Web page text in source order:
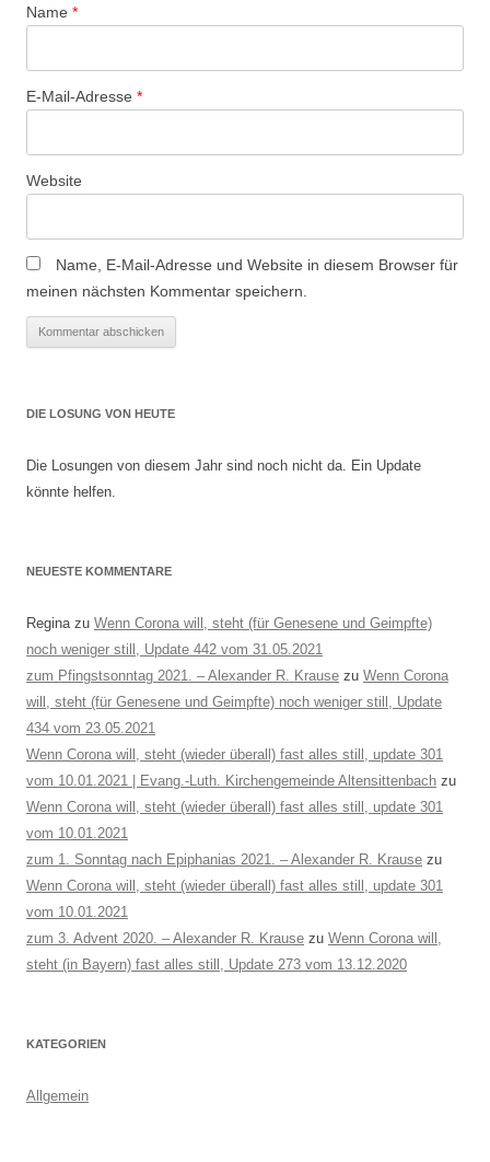
Name *
E-Mail-Adresse *
Website
Name, E-Mail-Adresse und Website in diesem Browser für
meinen nächsten Kommentar speichern.
DIE LOSUNG VON HEUTE
Die Losungen von diesem Jahr sind noch nicht da. Ein Update
könnte helfen.
NEUESTE KOMMENTARE
Reginazu Wenn Corona will, steht (für Genesene und Geimpfte)
noch weniger still, Update 442 vom 31.05.2021
zum Pfingstsonntag 2021. – Alexander R. Krause zu Wenn Corona
will, steht (für Genesene und Geimpfte) noch weniger still, Update
434 vom 23.05.2021
Wenn Corona will, steht (wieder überall) fast alles still, update 301
vom 10.01.2021 | Evang.-Luth. Kirchengemeinde Altensittenbach zu
Wenn Corona will, steht (wieder überall) fast alles still, update 301
vom 10.01.2021
zum 1. Sonntag nach Epiphanias 2021. – Alexander R. Krause zu
Wenn Corona will, steht (wieder überall) fast alles still, update 301
vom 10.01.2021
zum 3. Advent 2020. – Alexander R. Krause zu Wenn Corona will,
steht (in Bayern) fast alles still, Update 273 vom 13.12.2020
KATEGORIEN
Allgemein